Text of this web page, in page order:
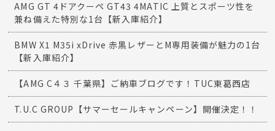
AMG GT 4ドアクーペ GT43 4MATIC 上質とスポーツ性を
兼ね備えた特別な1台【新入庫紹介】
BMW X1 M35i xDrive 赤黒レザーとM専用装備が魅力の1台
【新入庫紹介】
【AMG C４３ 千葉県】ご納車ブログです！TUC東葛西店
T.U.C GROUP【サマーセールキャンペーン】開催決定！！